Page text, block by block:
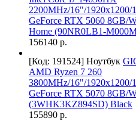
2200MHz/16"/
GeForce RTX 5060 8GB/
Home (90NR0LB1-
156140 р.
[Код: 191524] Ноутбук
AMD Ryzen 7 260
3800MHz/16"/
GeForce RTX 5070 8GB/
(3WHK3KZ894SD) Black
155890 р.